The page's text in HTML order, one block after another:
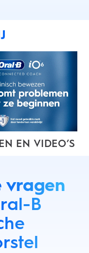
EN VIDEO’S
vragen
B